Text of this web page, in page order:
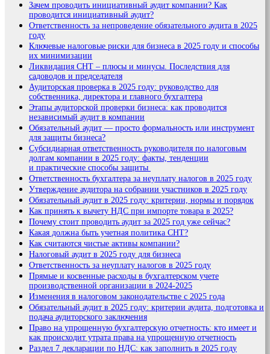
Зачем проводить инициативный аудит компании? Как
проводится инициативный аудит?
Ответственность за непроведение обязательного аудита в 2025
году
Ключевые налоговые риски для бизнеса в 2025 году и способы
их минимизации
Ликвидация СНТ – плюсы и минусы. Последствия для
садоводов и председателя
Аудиторская проверка в 2025 году: руководство для
собственника, директора и главного бухгалтера
Этапы аудиторской проверки бизнеса: как проводится
независимый аудит в компании
Обязательный аудит — просто формальность или инструмент
для защиты бизнеса?
Субсидиарная ответственность руководителя по налоговым
долгам компании в 2025 году: факты, тенденции
и практические способы защиты
Ответственность бухгалтера за неуплату налогов в 2025 году
Утверждение аудитора на собрании участников в 2025 году
Обязательный аудит в 2025 году: критерии, нормы и порядок
Как принять к вычету НДС при импорте товара в 2025?
Почему стоит проводить аудит за 2025 год уже сейчас?
Какая должна быть учетная политика СНТ?
Как считаются чистые активы компании?
Налоговый аудит в 2025 году для бизнеса
Ответственность за неуплату налогов в 2025 году
Прямые и косвенные расходы в бухгалтерском учете
производственной организации в 2024-2025
Изменения в налоговом законодательстве с 2025 года
Обязательный аудит в 2025 году: критерии аудита, подготовка и
подача аудиторского заключения
Право на упрощенную бухгалтерскую отчетность: кто имеет и
как происходит утрата права на упрощенную отчетность
Раздел 7 декларации по НДС: как заполнить в 2025 году